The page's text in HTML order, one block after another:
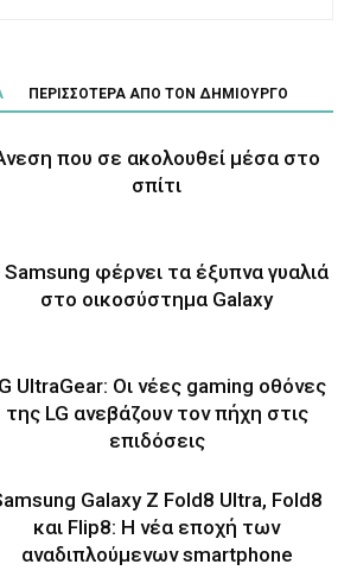
ΠΕΡΙΣΣΟΤΕΡΑ ΑΠΟ ΤΟΝ ΔΗΜΙΟΥΡΓΟ
που σε ακολουθεί μέσα στο
σπίτι
φέρνει τα έξυπνα γυαλιά
στο οικοσύστημα Galaxy
UltraGear: Οι νέες gaming οθόνες
της LG ανεβάζουν τον πήχη στις
επιδόσεις
Galaxy Z Fold8 Ultra, Fold8
και Flip8: Η νέα εποχή των
αναδιπλούμενων smartphone